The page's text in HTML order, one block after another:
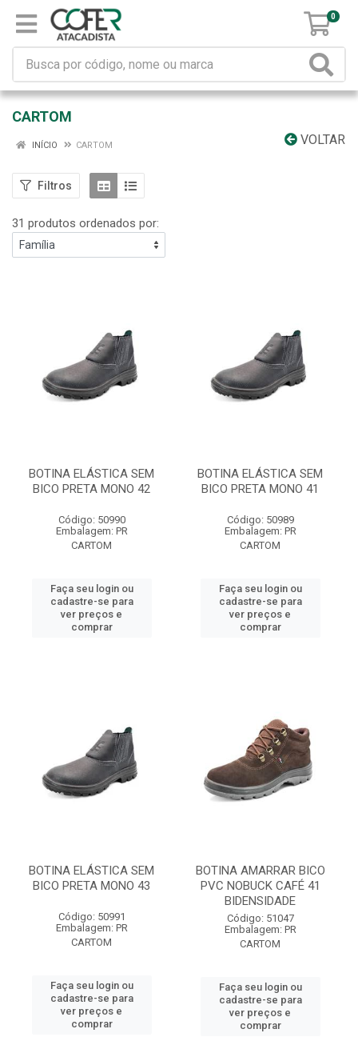
0
CARTOM
VOLTAR
INÍCIO CARTOM
Filtros
31 produtos ordenados por:
BOTINA ELÁSTICA SEM
BICO PRETA MONO 42
Código: 50990
Embalagem: PR
CARTOM
Faça seu login ou
cadastre-se para
ver preços e
comprar
BOTINA ELÁSTICA SEM
BICO PRETA MONO 41
Código: 50989
Embalagem: PR
CARTOM
Faça seu login ou
cadastre-se para
ver preços e
comprar
BOTINA ELÁSTICA SEM
BICO PRETA MONO 43
Código: 50991
Embalagem: PR
CARTOM
Faça seu login ou
cadastre-se para
ver preços e
comprar
BOTINA AMARRAR BICO
PVC NOBUCK CAFÉ 41
BIDENSIDADE
Código: 51047
Embalagem: PR
CARTOM
Faça seu login ou
cadastre-se para
ver preços e
comprar